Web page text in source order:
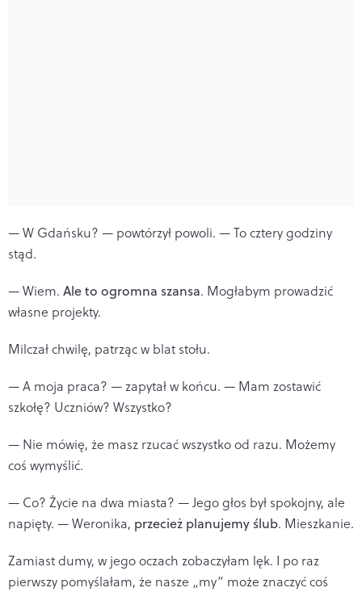
— W Gdańsku? — powtórzył powoli. — To cztery godziny
stąd.
— Wiem. Ale to ogromna szansa. Mogłabym prowadzić
własne projekty.
Milczał chwilę, patrząc w blat stołu.
— A moja praca? — zapytał w końcu. — Mam zostawić
szkołę? Uczniów? Wszystko?
— Nie mówię, że masz rzucać wszystko od razu. Możemy
coś wymyślić.
— Co? Życie na dwa miasta? — Jego głos był spokojny, ale
napięty. — Weronika, przecież planujemy ślub. Mieszkanie.
Zamiast dumy, w jego oczach zobaczyłam lęk. I po raz
pierwszy pomyślałam, że nasze „my” może znaczyć coś